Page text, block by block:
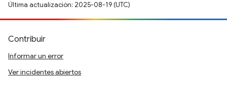
Última actualización: 2025-08-19 (UTC)
Contribuir
Informar un error
Ver incidentes abiertos